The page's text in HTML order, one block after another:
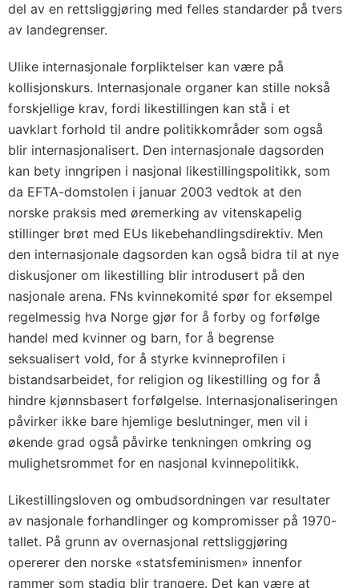
del av en rettsliggjøring med felles standarder på tvers
av landegrenser.
Ulike internasjonale forpliktelser kan være på
kollisjonskurs. Internasjonale organer kan stille nokså
forskjellige krav, fordi likestillingen kan stå i et
uavklart forhold til andre politikkområder som også
blir internasjonalisert. Den internasjonale dagsorden
kan bety inngripen i nasjonal likestillingspolitikk, som
da EFTA-domstolen i januar 2003 vedtok at den
norske praksis med øremerking av vitenskapelig
stillinger brøt med EUs likebehandlingsdirektiv. Men
den internasjonale dagsorden kan også bidra til at nye
diskusjoner om likestilling blir introdusert på den
nasjonale arena. FNs kvinnekomité spør for eksempel
regelmessig hva Norge gjør for å forby og forfølge
handel med kvinner og barn, for å begrense
seksualisert vold, for å styrke kvinneprofilen i
bistandsarbeidet, for religion og likestilling og for å
hindre kjønnsbasert forfølgelse. Internasjonaliseringen
påvirker ikke bare hjemlige beslutninger, men vil i
økende grad også påvirke tenkningen omkring og
mulighetsrommet for en nasjonal kvinnepolitikk.
Likestillingsloven og ombudsordningen var resultater
av nasjonale forhandlinger og kompromisser på 1970-
tallet. På grunn av overnasjonal rettsliggjøring
opererer den norske «statsfeminismen» innenfor
rammer som stadig blir trangere. Det kan være at